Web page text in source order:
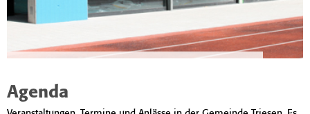
Agenda